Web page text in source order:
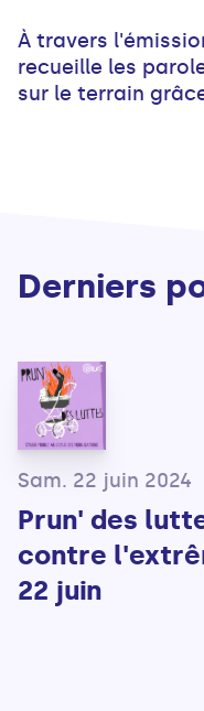
À travers
recueille les
sur le terrain
Derniers
Sam. 22 juin 2024
Prun' des
contre
22 juin